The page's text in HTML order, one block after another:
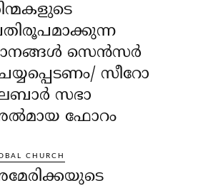
സെൻസർ
സീറോ
സഭാ
ഫോറം
CHURCH